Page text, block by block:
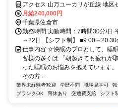
アクセス 山万ユーカリが丘線 地区
が丘線 公園徒歩約10分、山万ユー
11分
月給240,000円
千葉県佐倉市
勤務時間 実働時間：7時間30分/日
～22日 【シフト制】 ■9:00～
仕事内容 ☆快眠のプロとして、睡
客様の多くは 「朝起きても疲れが
った睡眠のお悩みを抱えています
その方...
業界未経験者歓迎 学歴不問 職場見学可
ブランクOK
育休あり 交通費支給 シフト